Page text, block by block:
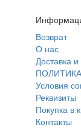
Возврат
О нас
Доставка
Условия
Реквизиты
Покупка в
Контакты